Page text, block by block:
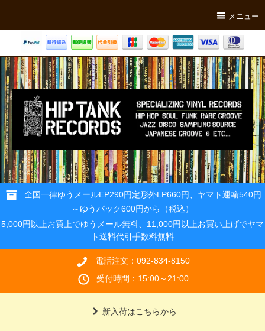
メニュー
全国一律ゆうメールEP290円定形外LP660円、ヤマト運輸540円
～ゆうパック600円から（税込）
5,000円以上お買上でゆうメール無料、11,000円以上お買い上げでヤマ
ト送料代引手数料無料
電話注文：092-834-8150
受付時間：15:00～21:00
新入荷はこちらから